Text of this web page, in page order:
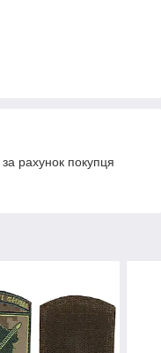
рахунок покупця